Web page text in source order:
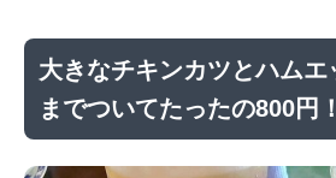
大きなチキンカツとハムエ
までついてたったの800円！